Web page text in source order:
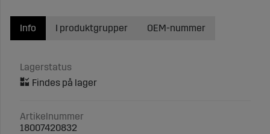
Info
Lagerstatus
Artikelnummer
18007420832
I produktgrupper OEM-nummer